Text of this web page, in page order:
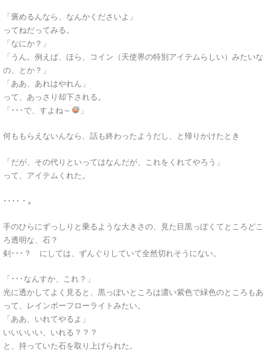
「褒めるんなら、なんかくださいよ」
ってねだってみる。
「なにか？」
「うん。例えば、ほら、コイン（天使界の特別アイテムらしい）みたいな
の、とか？」
「ああ、あれはやれん」
って、あっさり却下される。
「･･･で、すよね～
」
何ももらえないんなら、話も終わったようだし、と帰りかけたとき
「だが、その代りといってはなんだが、これをくれてやろう」
って、アイテムくれた。
････・。
手のひらにずっしりと乗るような大きさの、見た目黒っぽくてところどこ
ろ透明な、石？
剣･･･？ にしては、ずんぐりしていて全然切れそうにない。
「･･･なんすか、これ？」
光に透かしてよく見ると、黒っぽいところは濃い紫色で緑色のところもあ
って、レインボーフローライトみたい。
「ああ、いれてやるよ」
いいいいい、いれる？？？
と、持っていた石を取り上げられた。